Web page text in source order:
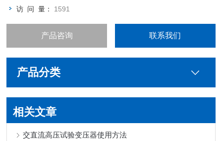
访 问 量： 1591
产品咨询 联系我们
产品分类
相关文章
交直流高压试验变压器使用方法